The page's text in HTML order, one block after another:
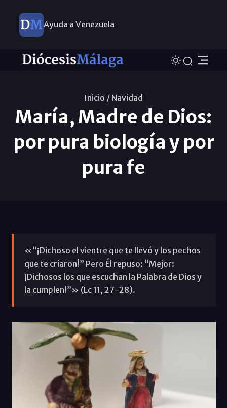
Ayuda a Venezuela
Inicio / Navidad
María, Madre de Dios:
por pura biología y por
pura fe
«“¡Dichoso el vientre que te llevó y los pechos
que te criaron!” Pero Él repuso: “Mejor:
¡Dichosos los que escuchan la Palabra de Dios y
la cumplen!”» (Lc 11, 27-28).